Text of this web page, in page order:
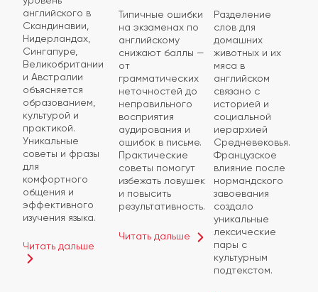
английского в
Скандинавии,
Нидерландах,
Сингапуре,
Великобритании
и Австралии
объясняется
образованием,
культурой и
практикой.
Уникальные
советы и фразы
для
комфортного
общения и
эффективного
изучения языка.
Читать дальше
Типичные ошибки
на экзаменах по
английскому
снижают баллы —
от
грамматических
неточностей до
неправильного
восприятия
аудирования и
ошибок в письме.
Практические
советы помогут
избежать ловушек
и повысить
результативность.
Читать дальше
Разделение
слов для
домашних
животных и их
мяса в
английском
связано с
историей и
социальной
иерархией
Средневековья.
Французское
влияние после
нормандского
завоевания
создало
уникальные
лексические
пары с
культурным
подтекстом.